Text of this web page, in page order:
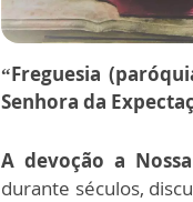
“Freguesia
Senhora da
A devoção a
durante séculos,